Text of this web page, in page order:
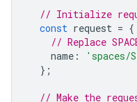
// Initialize
const request = {
// Replace
name :
'spaces/
};
// Make the